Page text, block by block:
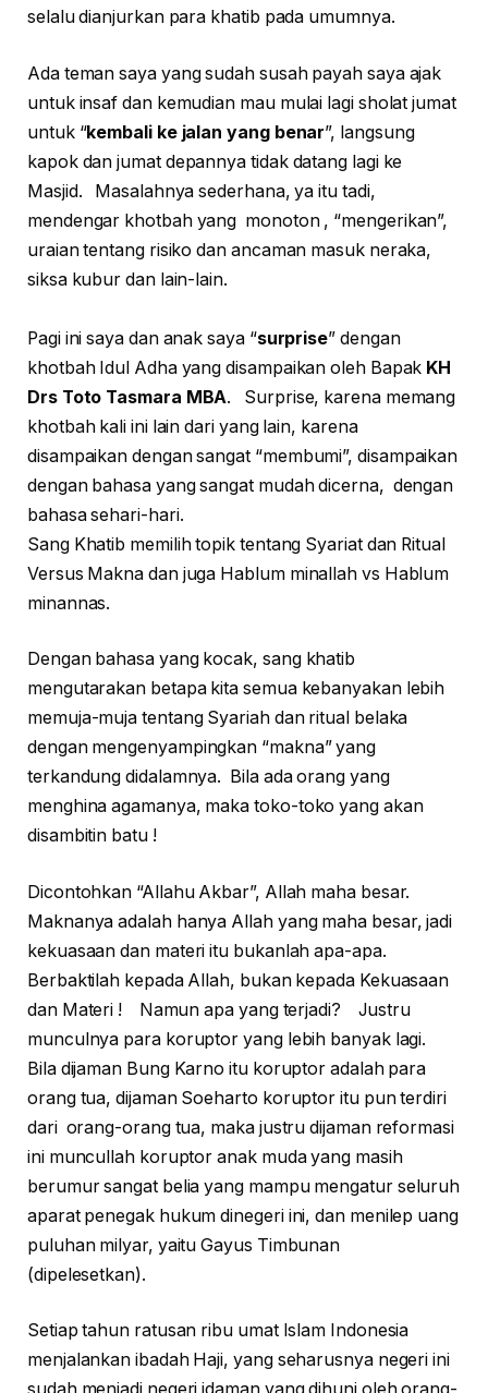
selalu dianjurkan para khatib pada umumnya.
Ada teman saya yang sudah susah payah saya ajak
untuk insaf dan kemudian mau mulai lagi sholat jumat
untuk “kembali ke jalan yang benar”, langsung
kapok dan jumat depannya tidak datang lagi ke
Masjid. Masalahnya sederhana, ya itu tadi,
mendengar khotbah yang monoton , “mengerikan”,
uraian tentang risiko dan ancaman masuk neraka,
siksa kubur dan lain-lain.
Pagi ini saya dan anak saya “surprise” dengan
khotbah Idul Adha yang disampaikan oleh Bapak KH
Drs Toto Tasmara MBA. Surprise, karena memang
khotbah kali ini lain dari yang lain, karena
disampaikan dengan sangat “membumi”, disampaikan
dengan bahasa yang sangat mudah dicerna, dengan
bahasa sehari-hari.
Sang Khatib memilih topik tentang Syariat dan Ritual
Versus Makna dan juga Hablum minallah vs Hablum
minannas.
Dengan bahasa yang kocak, sang khatib
mengutarakan betapa kita semua kebanyakan lebih
memuja-muja tentang Syariah dan ritual belaka
dengan mengenyampingkan “makna” yang
terkandung didalamnya. Bila ada orang yang
menghina agamanya, maka toko-toko yang akan
disambitin batu !
Dicontohkan “Allahu Akbar”, Allah maha besar.
Maknanya adalah hanya Allah yang maha besar, jadi
kekuasaan dan materi itu bukanlah apa-apa.
Berbaktilah kepada Allah, bukan kepada Kekuasaan
dan Materi ! Namun apa yang terjadi? Justru
munculnya para koruptor yang lebih banyak lagi.
Bila dijaman Bung Karno itu koruptor adalah para
orang tua, dijaman Soeharto koruptor itu pun terdiri
dari orang-orang tua, maka justru dijaman reformasi
ini muncullah koruptor anak muda yang masih
berumur sangat belia yang mampu mengatur seluruh
aparat penegak hukum dinegeri ini, dan menilep uang
puluhan milyar, yaitu Gayus Timbunan
(dipelesetkan).
Setiap tahun ratusan ribu umat Islam Indonesia
menjalankan ibadah Haji, yang seharusnya negeri ini